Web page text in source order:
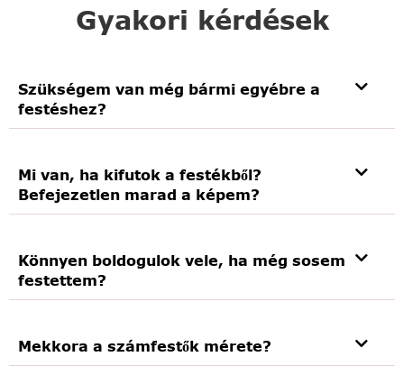
Gyakori kérdések
Szükségem van még bármi egyébre a
festéshez?
Mi van, ha kifutok a festékből?
Befejezetlen marad a képem?
Könnyen boldogulok vele, ha még sosem
festettem?
Mekkora a számfestők mérete?